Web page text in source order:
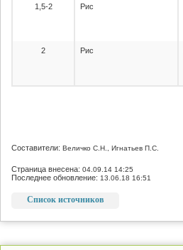
1,5-2 Рис
2 Рис
Составители: Величко С.Н., Игнатьев П.С.
Страница внесена: 04.09.14 14:25
Последнее обновление: 13.06.18 16:51
Список источников